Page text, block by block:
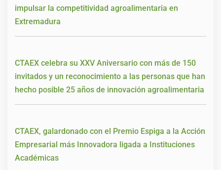
impulsar la competitividad agroalimentaria en
Extremadura
CTAEX celebra su XXV Aniversario con más de 150
invitados y un reconocimiento a las personas que han
hecho posible 25 años de innovación agroalimentaria
CTAEX, galardonado con el Premio Espiga a la Acción
Empresarial más Innovadora ligada a Instituciones
Académicas